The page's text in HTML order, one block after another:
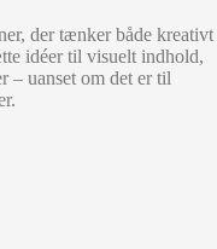
der tænker både kreativt
idéer til visuelt indhold,
– uanset om det er til